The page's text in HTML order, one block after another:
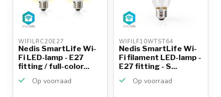
WIFILRC20E27
Nedis SmartLife Wi-
Fi LED-lamp - E27
fitting / full-color...
Op voorraad
WIFILF10WTST64
Nedis SmartLife Wi-
Fi filament LED-lamp -
E27 fitting - S...
Op voorraad